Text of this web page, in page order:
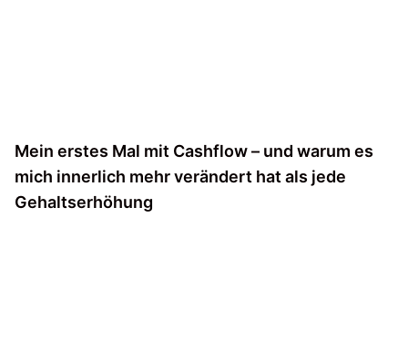
Mein erstes Mal mit Cashflow – und warum es
mich innerlich mehr verändert hat als jede
Gehaltserhöhung